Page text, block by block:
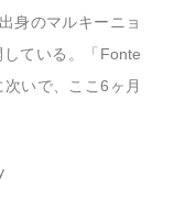
身のマルキーニョ
ている。「Fonte
いで、ここ6ヶ月